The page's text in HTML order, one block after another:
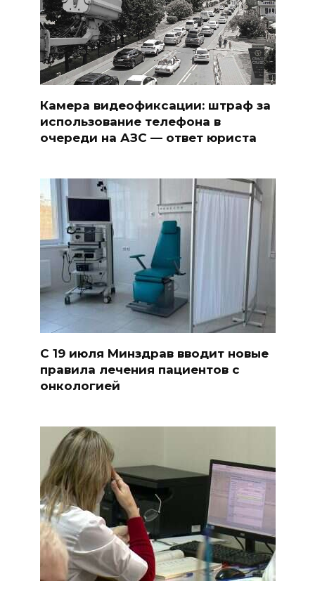
Камера видеофиксации: штраф за
использование телефона в
очереди на АЗС — ответ юриста
С 19 июля Минздрав вводит новые
правила лечения пациентов с
онкологией